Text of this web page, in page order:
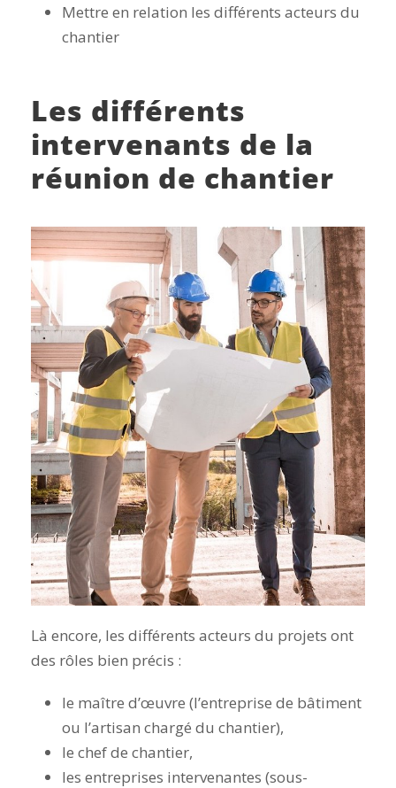
Mettre en relation les différents acteurs du
chantier
Les différents
intervenants de la
réunion de chantier
Là encore, les différents acteurs du projets ont
des rôles bien précis :
le maître d’œuvre (l’entreprise de bâtiment
ou l’artisan chargé du chantier),
le chef de chantier,
les entreprises intervenantes (sous-